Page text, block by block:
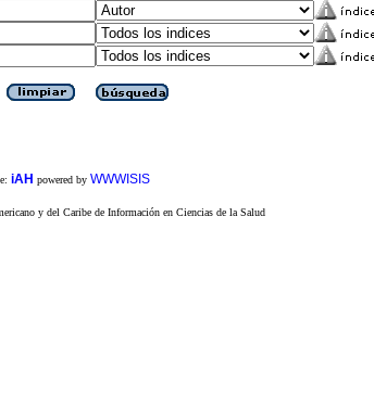
iAH powered by WWWISIS
y del Caribe de Información en Ciencias de la Salud